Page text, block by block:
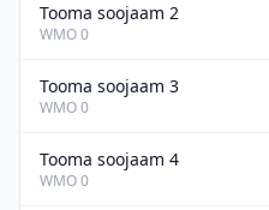
Tooma soojaam 2
WMO0
Tooma soojaam 3
WMO0
Tooma soojaam 4
WMO0